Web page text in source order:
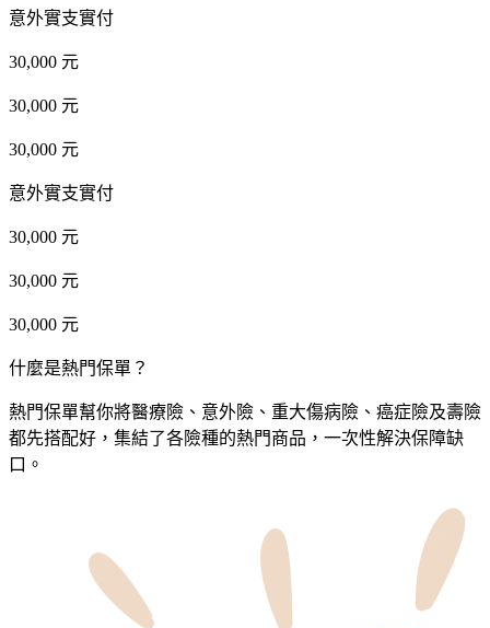
意外實支實付
30,000 元
30,000 元
30,000 元
意外實支實付
30,000 元
30,000 元
30,000 元
什麼是熱門保單？
熱門保單幫你將醫療險、意外險、重大傷病險、癌症險及壽險
都先搭配好，集結了各險種的熱門商品，一次性解決保障缺
口。